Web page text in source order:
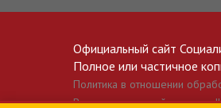
Официальный сайт
Полное или частичное
Политика в отношении
Все материалы сайта